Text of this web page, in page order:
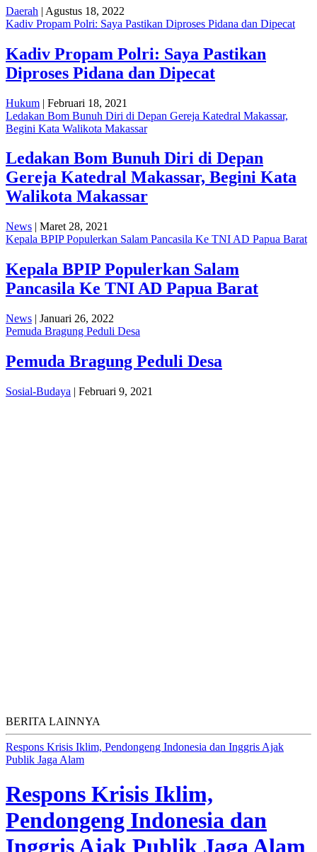
Daerah | Agustus 18, 2022
Kadiv Propam Polri: Saya Pastikan Diproses Pidana dan Dipecat
Kadiv Propam Polri: Saya Pastikan
Diproses Pidana dan Dipecat
Hukum | Februari 18, 2021
Ledakan Bom Bunuh Diri di Depan Gereja Katedral Makassar,
Begini Kata Walikota Makassar
Ledakan Bom Bunuh Diri di Depan
Gereja Katedral Makassar, Begini Kata
Walikota Makassar
News | Maret 28, 2021
Kepala BPIP Populerkan Salam Pancasila Ke TNI AD Papua Barat
Kepala BPIP Populerkan Salam
Pancasila Ke TNI AD Papua Barat
News | Januari 26, 2022
Pemuda Bragung Peduli Desa
Pemuda Bragung Peduli Desa
Sosial-Budaya | Februari 9, 2021
BERITA LAINNYA
Respons Krisis Iklim, Pendongeng Indonesia dan Inggris Ajak
Publik Jaga Alam
Respons Krisis Iklim,
Pendongeng Indonesia dan
Inggris Ajak Publik Jaga Alam